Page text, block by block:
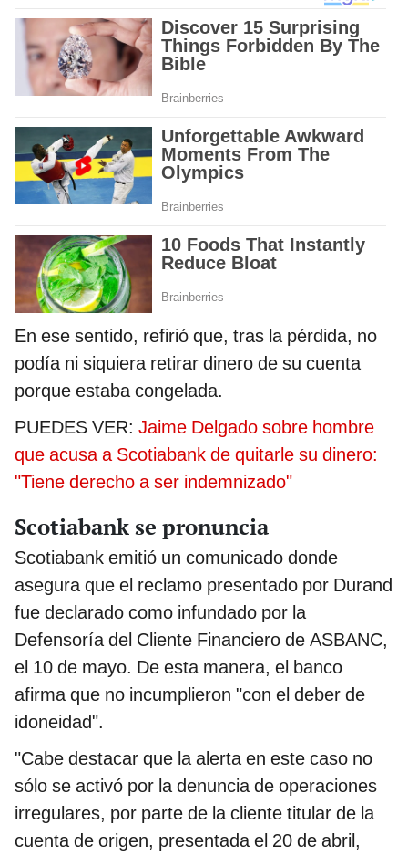
En ese sentido, refirió que, tras la pérdida, no
podía ni siquiera retirar dinero de su cuenta
porque estaba congelada.
PUEDES VER: Jaime Delgado sobre hombre
que acusa a Scotiabank de quitarle su dinero:
"Tiene derecho a ser indemnizado"
Scotiabank se pronuncia
Scotiabank emitió un comunicado donde
asegura que el reclamo presentado por Durand
fue declarado como infundado por la
Defensoría del Cliente Financiero de ASBANC,
el 10 de mayo. De esta manera, el banco
afirma que no incumplieron "con el deber de
idoneidad".
"Cabe destacar que la alerta en este caso no
sólo se activó por la denuncia de operaciones
irregulares, por parte de la cliente titular de la
cuenta de origen, presentada el 20 de abril,